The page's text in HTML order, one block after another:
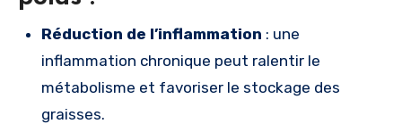
Réduction de l’inflammation : une
inflammation chronique peut ralentir le
métabolisme et favoriser le stockage des
graisses.